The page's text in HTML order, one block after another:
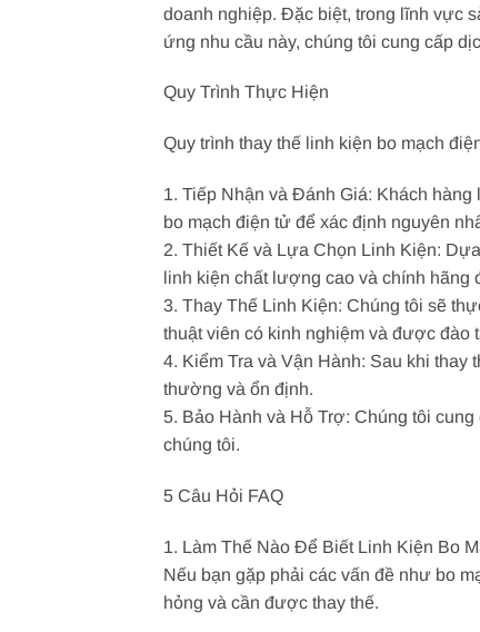
doanh nghiệp. Đặc biệt, trong lĩnh vực
ứng nhu cầu này, chúng tôi cung cấp
Quy Trình Thực Hiện
Quy trình thay thế linh kiện bo mạch
1. Tiếp Nhận và Đánh Giá: Khách
bo mạch điện tử để xác định nguyên
2. Thiết Kế và Lựa Chọn Linh Kiện:
linh kiện chất lượng cao và chính hãng
3. Thay Thế Linh Kiện: Chúng tôi sẽ
thuật viên có kinh nghiệm và được đào
4. Kiểm Tra và Vận Hành: Sau khi thay
thường và ổn định.
5. Bảo Hành và Hỗ Trợ: Chúng tôi
chúng tôi.
5 Câu Hỏi FAQ
1. Làm Thế Nào Để Biết Linh Kiện Bo
Nếu bạn gặp phải các vấn đề như bo
hỏng và cần được thay thế.